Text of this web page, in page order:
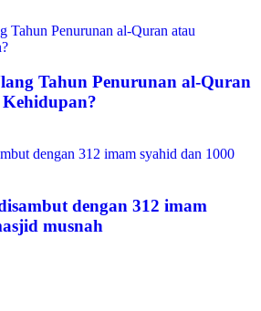
Tahun Penurunan al-Quran
dengan 312 imam
musnah